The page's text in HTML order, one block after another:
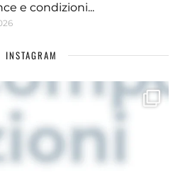
e condizioni...
INSTAGRAM